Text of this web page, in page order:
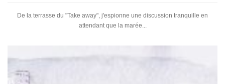
De la terrasse du "Take away", j'espionne une discussion tranquille en
attendant que la marée...